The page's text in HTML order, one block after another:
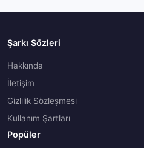
Şarkı Sözleri
Hakkında
İletişim
Gizlilik Sözleşmesi
Kullanım Şartları
Popüler